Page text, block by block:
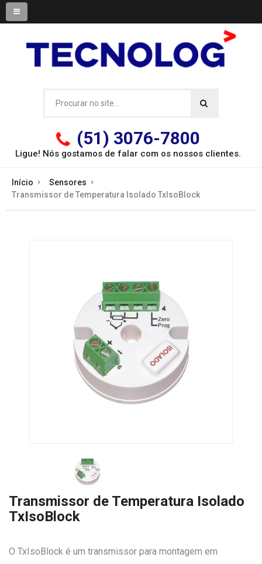
(51) 3076-7800
Ligue! Nós gostamos de falar com os nossos clientes.
Início
Sensores
Transmissor de Temperatura Isolado TxIsoBlock
Transmissor de Temperatura Isolado
TxIsoBlock
O TxIsoBlock é um transmissor para montagem em